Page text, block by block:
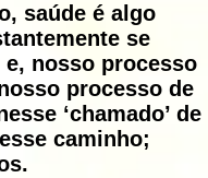
saúde é algo
se
nosso processo
processo de
‘chamado’ de
caminho;